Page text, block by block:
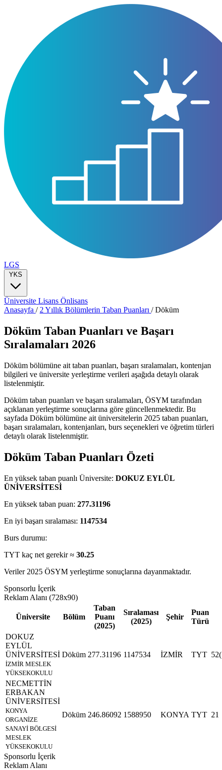
LGS
YKS
Üniversite Lisans Önlisans
Anasayfa / 2 Yıllık Bölümlerin Taban Puanları /Döküm
Döküm Taban Puanları ve Başarı
Sıralamaları 2026
Döküm bölümüne ait taban puanları, başarı sıralamaları, kontenjan
bilgileri ve üniversite yerleştirme verileri aşağıda detaylı olarak
listelenmiştir.
Döküm taban puanları ve başarı sıralamaları, ÖSYM tarafından
açıklanan yerleştirme sonuçlarına göre güncellenmektedir. Bu
sayfada Döküm bölümüne ait üniversitelerin 2025 taban puanları,
başarı sıralamaları, kontenjanları, burs seçenekleri ve öğretim türleri
detaylı olarak listelenmiştir.
Döküm Taban Puanları Özeti
En yüksek taban puanlı Üniversite: DOKUZ EYLÜL
ÜNİVERSİTESİ
En yüksek taban puan: 277.31196
En iyi başarı sıralaması: 1147534
Burs durumu:
TYT kaç net gerekir ≈ 30.25
Veriler 2025 ÖSYM yerleştirme sonuçlarına dayanmaktadır.
Sponsorlu İçerik
Reklam Alanı (728x90)
Üniversite Bölüm
Taban
Puanı
(2025)
Sıralaması
(2025)
Şehir
Puan
Türü
DOKUZ
EYLÜL
ÜNİVERSİTESİ
İZMİR MESLEK
YÜKSEKOKULU
Döküm 277.31196 1147534 İZMİR TYT
NECMETTİN
ERBAKAN
ÜNİVERSİTESİ
KONYA
ORGANİZE
SANAYİ BÖLGESİ
MESLEK
YÜKSEKOKULU
Döküm 246.86092 1588950 KONYA TYT 21
Sponsorlu İçerik
Reklam Alanı